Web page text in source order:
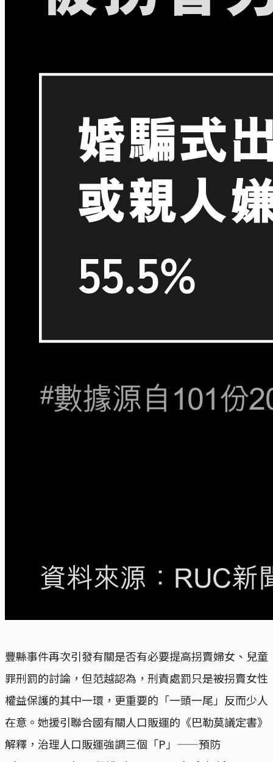
豐縣事件再次引發有關是否有必要提高拐賣婦女、兒童
罪刑罰的討論，但范越認為，刑責處罰只是被拐賣女性
權益保護的其中一環，更重要的「一頭一尾」反而少人
在意。她援引聯合國有關人口販運的《巴勒莫議定書》
解釋，治理人口販運強調三個「P」——預防